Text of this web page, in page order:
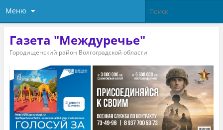
Меню
Газета "Междуречье"
Городищенский район Волгоградской области